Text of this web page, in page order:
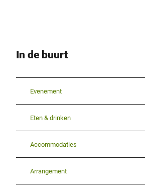
In de buurt
Evenement
Eten & drinken
Accommodaties
Arrangement